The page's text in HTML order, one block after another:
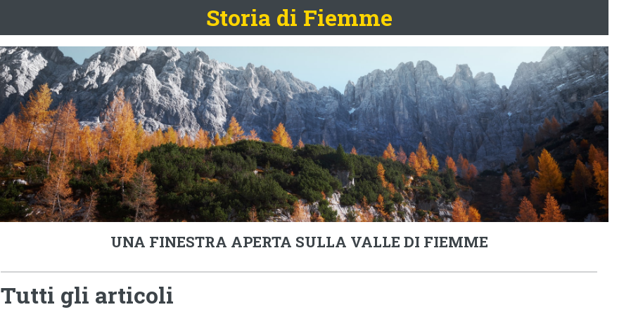
Storia di Fiemme
UNA FINESTRA APERTA SULLA VALLE DI FIEMME
Tutti gli articoli